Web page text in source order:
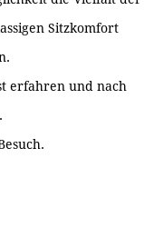
Sitzkomfort
erfahren und nach